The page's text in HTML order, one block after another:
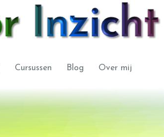
Cursussen Blog Over mij